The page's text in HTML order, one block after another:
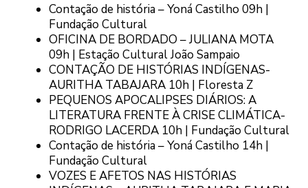
Contação de história – Yoná Castilho 09h |
Fundação Cultural
OFICINA DE BORDADO – JULIANA MOTA
09h | Estação Cultural João Sampaio
CONTAÇÃO DE HISTÓRIAS INDÍGENAS-
AURITHA TABAJARA 10h | Floresta Z
PEQUENOS APOCALIPSES DIÁRIOS: A
LITERATURA FRENTE À CRISE CLIMÁTICA-
RODRIGO LACERDA 10h | Fundação Cultural
Contação de história – Yoná Castilho 14h |
Fundação Cultural
VOZES E AFETOS NAS HISTÓRIAS